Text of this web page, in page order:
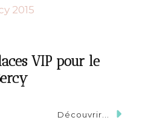
VIP pour le
Découvrir...